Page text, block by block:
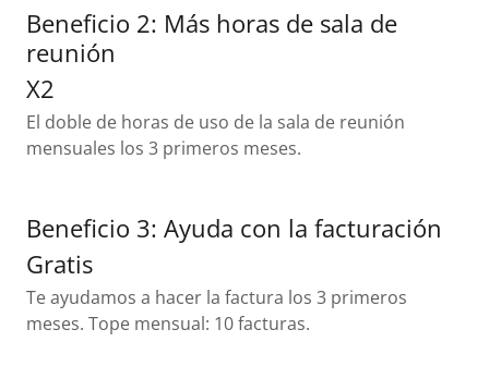
Beneficio 2: Más horas de sala de
reunión
X2
El doble de horas de uso de la sala de reunión
mensuales los 3 primeros meses.
Beneficio 3: Ayuda con la facturación
Gratis
Te ayudamos a hacer la factura los 3 primeros
meses. Tope mensual: 10 facturas.